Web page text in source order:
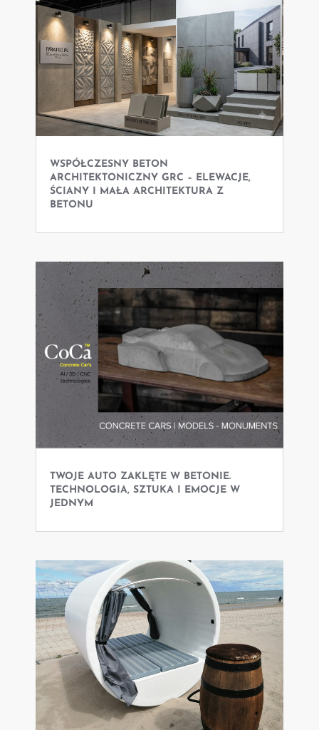
WSPÓŁCZESNY BETON
ARCHITEKTONICZNY GRC – ELEWACJE,
ŚCIANY I MAŁA ARCHITEKTURA Z
BETONU
TWOJE AUTO ZAKLĘTE W BETONIE.
TECHNOLOGIA, SZTUKA I EMOCJE W
JEDNYM